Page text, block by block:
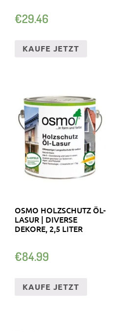
€29.46
KAUFE JETZT
OSMO HOLZSCHUTZ ÖL-
LASUR | DIVERSE
DEKORE, 2,5 LITER
€84.99
KAUFE JETZT